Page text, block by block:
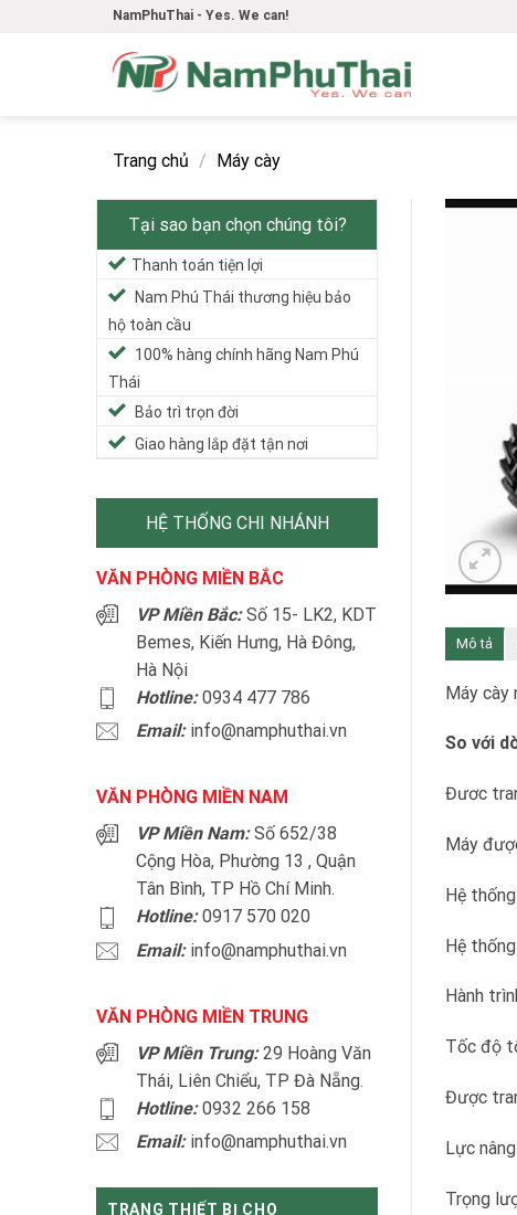
NamPhuThai - Yes. We can!
Trang chủ / Máy cày
Tại sao bạn chọn chúng tôi?
Thanh toán tiện lợi
Nam Phú Thái thương hiệu bảo
hộ toàn cầu
100% hàng chính hãng Nam Phú
Thái
Bảo trì trọn đời
Giao hàng lắp đặt tận nơi
HỆ THỐNG CHI NHÁNH
VĂN PHÒNG MIỀN BẮC
VP Miền Bắc:Số 15- LK2, KDT
Bemes, Kiến Hưng, Hà Đông,
Hà Nội
Hotline:0934 477 786
Email: info@namphuthai.vn
VĂN PHÒNG MIỀN NAM
VP Miền Nam:Số 652/38
Cộng Hòa, Phường 13 , Quận
Tân Bình, TP Hồ Chí Minh.
Hotline:0917 570 020
Email: info@namphuthai.vn
VĂN PHÒNG MIỀN TRUNG
VP Miền Trung:29 Hoàng Văn
Thái, Liên Chiểu, TP Đà Nẵng.
Hotline:0932 266 158
Email: info@namphuthai.vn
TRANG THIẾT BỊ CHO
Mô tả
Máy cày
So với
Đươc
Máy
Hệ
Hệ
Hành
Tốc độ
Được
Lực
Trọng